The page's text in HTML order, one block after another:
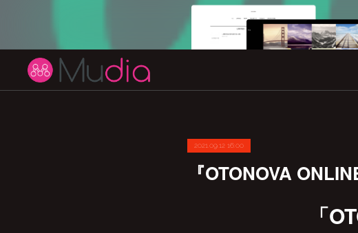
2021.09.12 16:00
『OTONOVA
「